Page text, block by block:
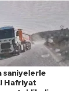
saniyelerle
Hafriyat